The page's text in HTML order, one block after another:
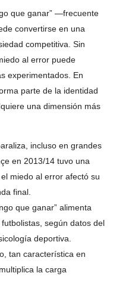
que ganar” —frecuente
convertirse en una
competitiva. Sin
al error puede
experimentados. En
parte de la identidad
una dimensión más
incluso en grandes
en 2013/14 tuvo una
miedo al error afectó su
final.
que ganar” alimenta
según datos del
deportiva.
tan característica en
la carga